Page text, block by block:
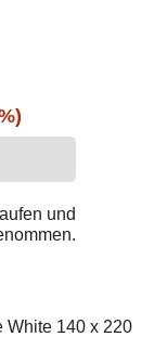
und
White 140 x 220